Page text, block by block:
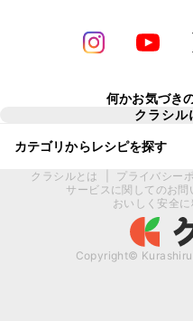
何かお気づき
クラシル
カテゴリからレシピを探す
クラシルとは プライバシー
サービスに関してのお問
おいしく安全
Copyright©